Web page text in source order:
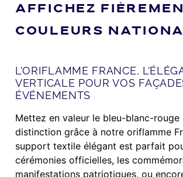
AFFICHEZ
COULEURS
L’ORIFLAMME FRANCE,
VERTICALE POUR VOS
ÉVÉNEMENTS
Mettez en valeur le bleu-blanc-rouge
distinction grâce à notre oriflamme
support textile élégant est parfait
cérémonies officielles, les
manifestations patriotiques, ou